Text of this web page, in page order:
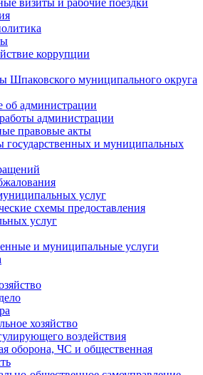
визиты и рабочие поездки
коррупции
Шпаковского муниципального округа
об администрации
администрации
правовые акты
государственных и муниципальных
услуг
схемы предоставления
услуг
и муниципальные услуги
хозяйство
воздействия
оборона, ЧС и общественная